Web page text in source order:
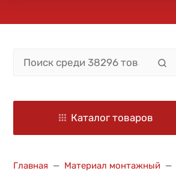
Каталог товаров
Главная Материал монтажный